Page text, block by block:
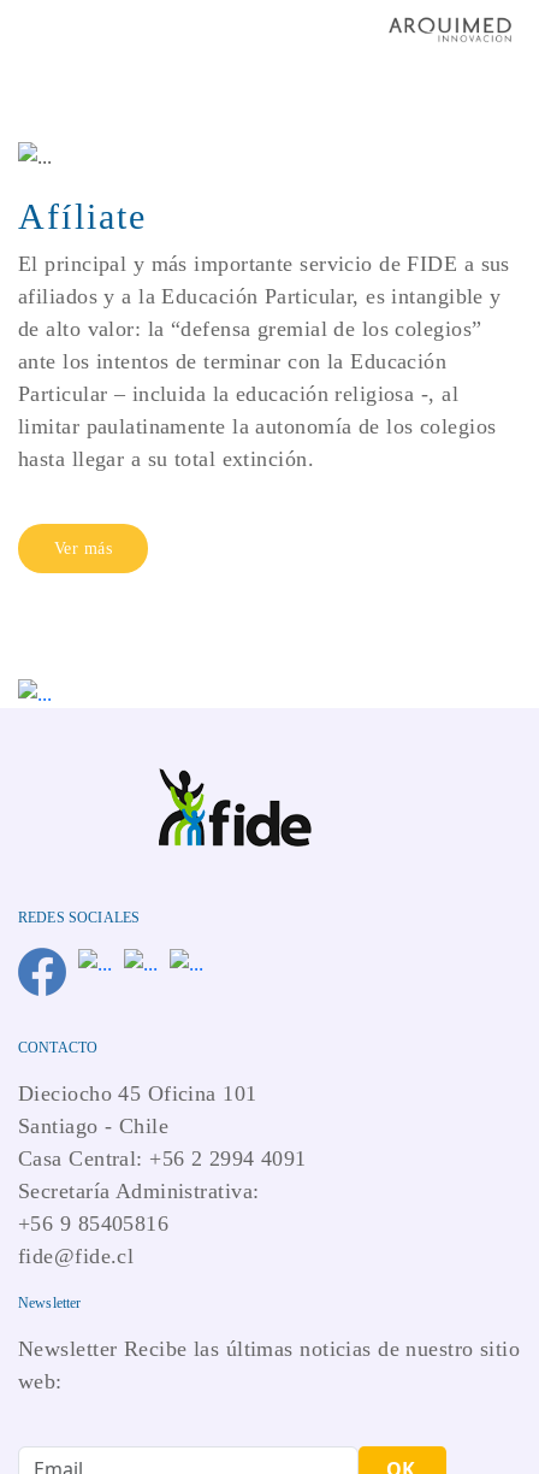
Afíliate
El principal y más importante servicio de FIDE a sus
afiliados y a la Educación Particular, es intangible y
de alto valor: la “defensa gremial de los colegios”
ante los intentos de terminar con la Educación
Particular – incluida la educación religiosa -, al
limitar paulatinamente la autonomía de los colegios
hasta llegar a su total extinción.
Ver más
REDES SOCIALES
CONTACTO
Dieciocho 45 Oficina 101
Santiago - Chile
Casa Central: +56 2 2994 4091
Secretaría Administrativa:
+56 9 85405816
fide@fide.cl
Newsletter
Newsletter Recibe las últimas noticias de nuestro sitio
web:
OK